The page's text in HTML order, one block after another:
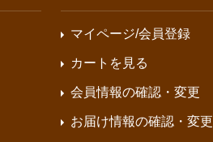
マイページ/会員登録
カートを見る
会員情報の確認・変更
お届け情報の確認・変更